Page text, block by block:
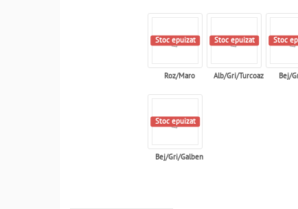
Stoc epuizat
Roz/Maro
Stoc epuizat
Alb/Gri/Turcoaz
Stoc
Bej/
Stoc epuizat
Bej/Gri/Galben